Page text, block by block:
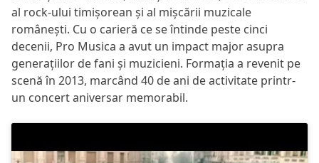
al rock-ului timișorean și al mișcării muzicale
românești. Cu o carieră ce se întinde peste cinci
decenii, Pro Musica a avut un impact major asupra
generațiilor de fani și muzicieni. Formația a revenit pe
scenă în 2013, marcând 40 de ani de activitate printr-
un concert aniversar memorabil.